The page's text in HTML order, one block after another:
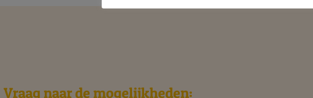
Vraag naar de mogelijkheden: